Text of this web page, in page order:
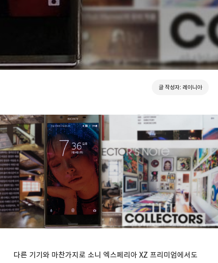
글 작성자: 레이니아
다른 기기와 마찬가지로 소니 엑스페리아 XZ 프리미엄에서도